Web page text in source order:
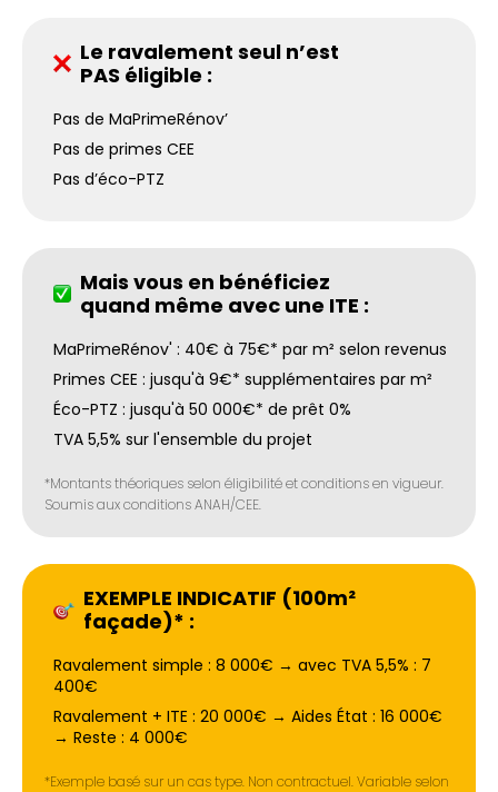
Le ravalement seul n’est
PAS éligible :
Pas de MaPrimeRénov’
Pas de primes CEE
Pas d’éco-PTZ
Mais vous en bénéficiez
quand même avec une ITE :
MaPrimeRénov' : 40€ à 75€* par m² selon revenus
Primes CEE : jusqu'à 9€* supplémentaires par m²
Éco-PTZ : jusqu'à 50 000€* de prêt 0%
TVA 5,5% sur l'ensemble du projet
*Montants théoriques selon éligibilité et conditions en vigueur.
Soumis aux conditions ANAH/CEE.
EXEMPLE INDICATIF (100m²
façade)* :
Ravalement simple : 8 000€ → avec TVA 5,5% : 7
400€
Ravalement + ITE : 20 000€ → Aides État : 16 000€
→ Reste : 4 000€
*Exemple basé sur un cas type. Non contractuel. Variable selon